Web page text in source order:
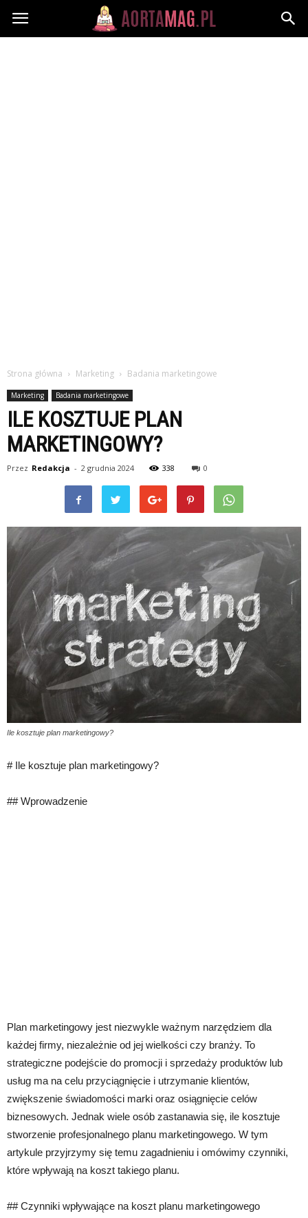
Aortamag.pl
Strona główna Marketing Badania marketingowe
Marketing Badania marketingowe
ILE KOSZTUJE PLAN
MARKETINGOWY?
Przez Redakcja - 2 grudnia 2024 338 0
Ile kosztuje plan marketingowy?
# Ile kosztuje plan marketingowy?
## Wprowadzenie
Plan marketingowy jest niezwykle ważnym narzędziem dla
każdej firmy, niezależnie od jej wielkości czy branży. To
strategiczne podejście do promocji i sprzedaży produktów lub
usług ma na celu przyciągnięcie i utrzymanie klientów,
zwiększenie świadomości marki oraz osiągnięcie celów
biznesowych. Jednak wiele osób zastanawia się, ile kosztuje
stworzenie profesjonalnego planu marketingowego. W tym
artykule przyjrzymy się temu zagadnieniu i omówimy czynniki,
które wpływają na koszt takiego planu.
## Czynniki wpływające na koszt planu marketingowego